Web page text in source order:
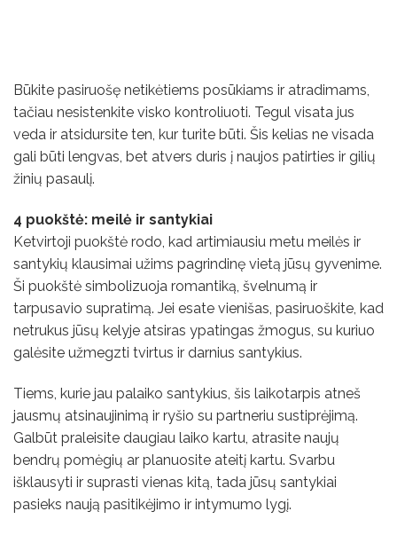
Būkite pasiruošę netikėtiems posūkiams ir atradimams,
tačiau nesistenkite visko kontroliuoti. Tegul visata jus
veda ir atsidursite ten, kur turite būti. Šis kelias ne visada
gali būti lengvas, bet atvers duris į naujos patirties ir gilių
žinių pasaulį.
4 puokštė: meilė ir santykiai
Ketvirtoji puokštė rodo, kad artimiausiu metu meilės ir
santykių klausimai užims pagrindinę vietą jūsų gyvenime.
Ši puokštė simbolizuoja romantiką, švelnumą ir
tarpusavio supratimą. Jei esate vienišas, pasiruoškite, kad
netrukus jūsų kelyje atsiras ypatingas žmogus, su kuriuo
galėsite užmegzti tvirtus ir darnius santykius.
Tiems, kurie jau palaiko santykius, šis laikotarpis atneš
jausmų atsinaujinimą ir ryšio su partneriu sustiprėjimą.
Galbūt praleisite daugiau laiko kartu, atrasite naujų
bendrų pomėgių ar planuosite ateitį kartu. Svarbu
išklausyti ir suprasti vienas kitą, tada jūsų santykiai
pasieks naują pasitikėjimo ir intymumo lygį.